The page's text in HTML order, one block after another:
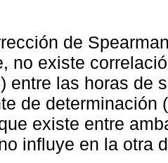
de
no existe
entre las horas de
de determinación
existe entre
influye en la otra